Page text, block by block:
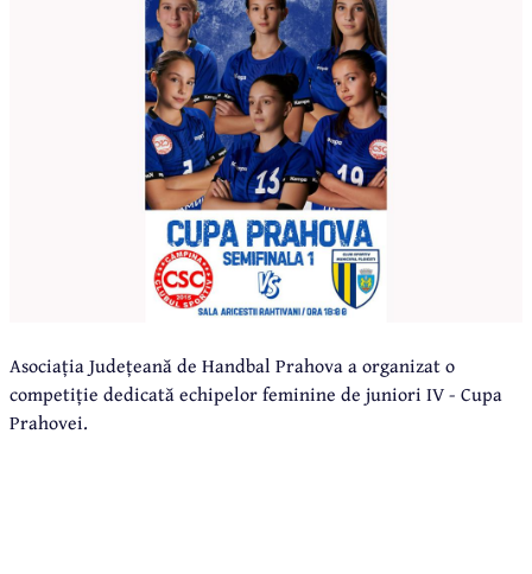
Asociația Județeană de Handbal Prahova a organizat o
competiție dedicată echipelor feminine de juniori IV - Cupa
Prahovei.